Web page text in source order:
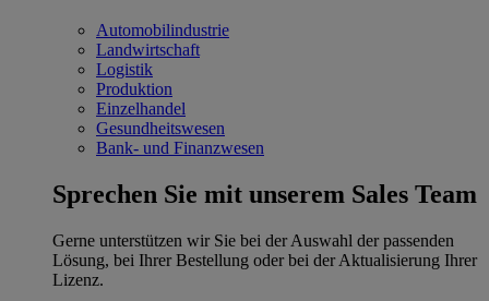
Automobilindustrie
Landwirtschaft
Logistik
Produktion
Einzelhandel
Gesundheitswesen
Bank- und Finanzwesen
Sprechen Sie mit unserem Sales Team
Gerne unterstützen wir Sie bei der Auswahl der passenden
Lösung, bei Ihrer Bestellung oder bei der Aktualisierung Ihrer
Lizenz.